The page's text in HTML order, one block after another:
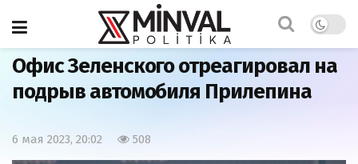
Главная
Офис Зеленского отреагировал на
подрыв автомобиля Прилепина
6 мая 2023, 20:02 508